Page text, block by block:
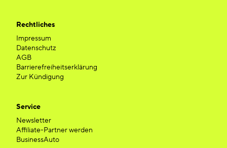
Rechtliches
Impressum
Datenschutz
AGB
Barrierefreiheitserklärung
Zur Kündigung
Service
Newsletter
Affiliate-Partner werden
BusinessAuto